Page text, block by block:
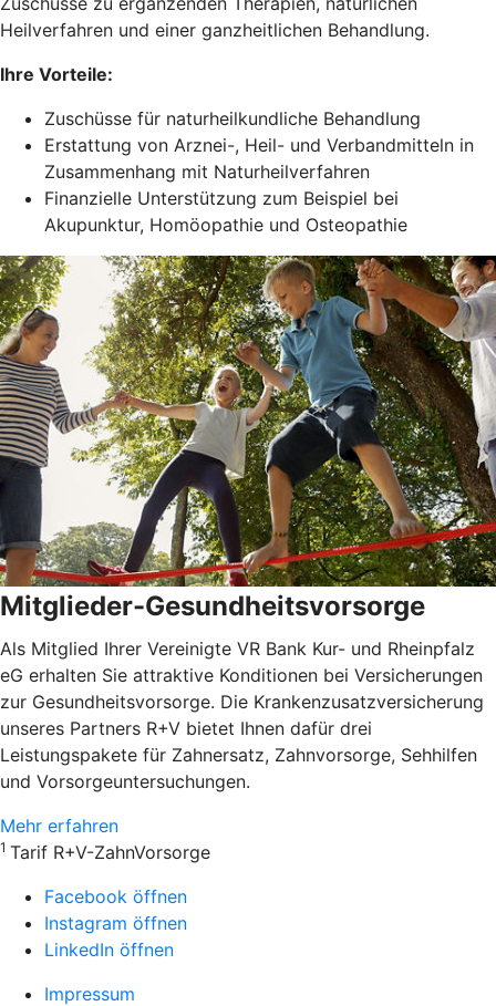
Heilverfahren und einer ganzheitlichen Behandlung.
Ihre Vorteile:
Zuschüsse für naturheilkundliche Behandlung
Erstattung von Arznei-, Heil- und Verbandmitteln in
Zusammenhang mit Naturheilverfahren
Finanzielle Unterstützung zum Beispiel bei
Akupunktur, Homöopathie und Osteopathie
Mitglieder-Gesundheitsvorsorge
Als Mitglied Ihrer Vereinigte VR Bank Kur- und Rheinpfalz
eG erhalten Sie attraktive Konditionen bei Versicherungen
zur Gesundheitsvorsorge. Die Krankenzusatzversicherung
unseres Partners R+V bietet Ihnen dafür drei
Leistungspakete für Zahnersatz, Zahnvorsorge, Sehhilfen
und Vorsorgeuntersuchungen.
Mehr erfahren
1 Tarif R+V-ZahnVorsorge
Facebook öffnen
Instagram öffnen
LinkedIn öffnen
Impressum